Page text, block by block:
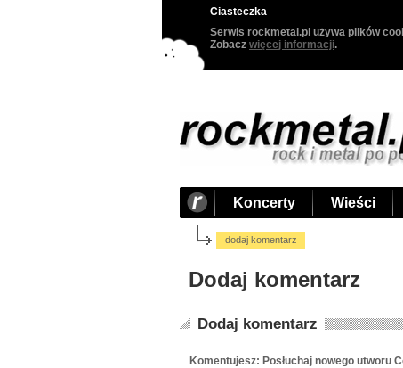
Ciasteczka
Serwis rockmetal.pl używa plików
Zobacz więcej informacji.
Koncerty Wieści
dodaj komentarz
Dodaj komentarz
Dodaj komentarz
Komentujesz: Posłuchaj nowego utworu